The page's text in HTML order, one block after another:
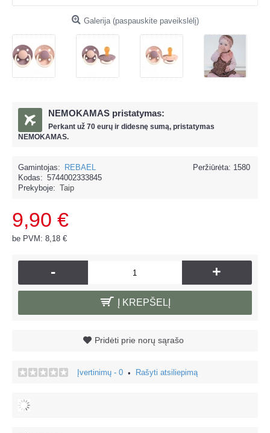
Galerija (paspauskite paveikslėlį)
NEMOKAMAS pristatymas:
Perkant už 70 eurų ir didesnę sumą, pristatymas
NEMOKAMAS.
Peržiūrėta: 1580
Gamintojas:
REBAEL
Kodas: 5744002333845
Prekyboje: Taip
9,90 €
be PVM: 8,18 €
- +
Į KREPŠELĮ
Pridėti prie norų sąrašo
Įvertinimų - 0 • Rašyti atsiliepimą